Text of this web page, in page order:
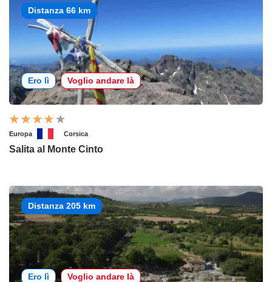
Distanza 66 km
Ero lì Voglio andare là
Europa Corsica
Salita al Monte Cinto
Distanza 205 km
Ero lì Voglio andare là